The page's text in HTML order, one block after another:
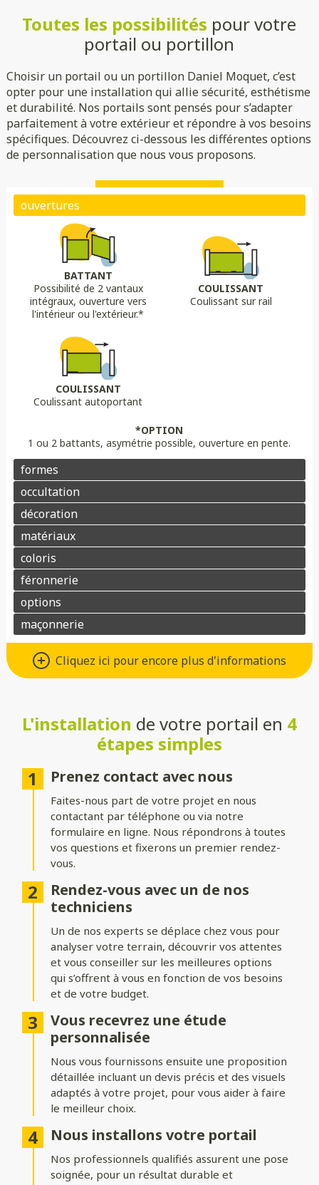
Toutes les possibilités pour votre
portail ou portillon
Choisir un portail ou un portillon Daniel Moquet, c’est
opter pour une installation qui allie sécurité, esthétisme
et durabilité. Nos portails sont pensés pour s’adapter
parfaitement à votre extérieur et répondre à vos besoins
spécifiques. Découvrez ci-dessous les différentes options
de personnalisation que nous vous proposons.
BATTANT
Possibilité de 2 vantaux
intégraux, ouverture vers
l'intérieur ou l'extérieur.*
COULISSANT
Coulissant sur rail
COULISSANT
Coulissant autoportant
*OPTION
1 ou 2 battants, asymétrie possible, ouverture en pente.
Biais bas Bombé inversé
Chapeau de gendarmeChapeau de gendarme inversé
Portail pleinPortail semi ajouré Portail ajouré
LAME
Lame 30 cm modulable
OPTION
lame ajourée
OPTION
Lame déco sur mesure
DÉCORS OPTIONS
DMC 304
DMC 305
AluminiumComposite
Pointes
Motorisation
Aluminium
Cliquez ici pour encore plus d'informations
Différents types d’ouvertures
Choisissez le système d’ouverture qui convient au mieux à votre
Battant: idéal pour les larges entrées, avec une ouverture
classique à deux vantaux.
optimise le dégagement latéral.
Coulissant autoportant: sans rail au sol, il assure un
fonctionnement fluide et une esthétique épurée.
Formes du portail
Ajoutez du style à votre entrée avec différentes formes de
portails :
dynamique.
Bombé ou bombé inversé: des courbes élégantes pour un
effet plus traditionnel.
Chapeau de gendarme ou chapeau de gendarme inversé
: une touche classique et raffinée.
Occultation
Adaptez le niveau d’intimité et d’aération de votre portail :
Portail plein: : pour une intimité maximale et une protection
Portail semi-ajouré
luminosité.
L'installation de votre portail en 4
étapes simples
Prenez contact avec nous
Faites-nous part de votre projet en nous
contactant par téléphone ou via notre
formulaire en ligne. Nous répondrons à toutes
vos questions et fixerons un premier rendez-
vous.
Rendez-vous avec un de nos
techniciens
Un de nos experts se déplace chez vous pour
analyser votre terrain, découvrir vos attentes
et vous conseiller sur les meilleures options
qui s’offrent à vous en fonction de vos besoins
et de votre budget.
Vous recevrez une étude
personnalisée
Nous vous fournissons ensuite une proposition
détaillée incluant un devis précis et des visuels
adaptés à votre projet, pour vous aider à faire
le meilleur choix.
Nous installons votre portail
Nos professionnels qualifiés assurent une pose
soignée, pour un résultat durable et